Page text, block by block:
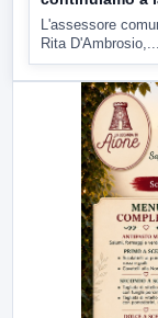
L'assessore
Rita D'Ambrosio,...